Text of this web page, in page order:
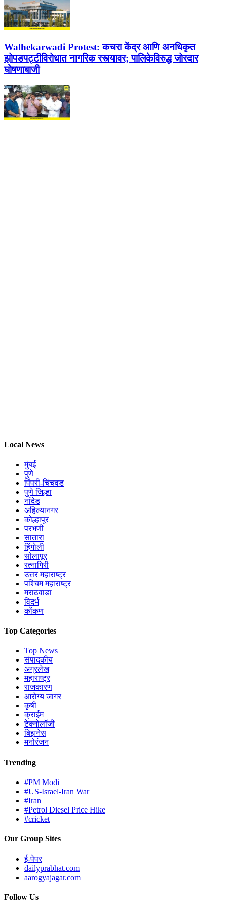
Walhekarwadi Protest: कचरा केंद्र आणि अनधिकृत
झोपडपट्टीविरोधात नागरिक रस्त्यावर; पालिकेविरुद्ध जोरदार
घोषणाबाजी
Local News
मुंबई
पुणे
पिंपरी-चिंचवड
पुणे जिल्हा
नांदेड
अहिल्यानगर
कोल्हापूर
परभणी
सातारा
हिंगोली
सोलापूर
रत्नागिरी
उत्तर महाराष्ट्र
पश्चिम महाराष्ट्र
मराठवाडा
विदर्भ
कोंकण
Top Categories
Top News
संपादकीय
अग्रलेख
महाराष्ट्र
राजकारण
आरोग्य जागर
कृषी
क्राईम
टेक्नोलॉजी
बिझनेस
मनोरंजन
Trending
#PM Modi
#US-Israel-Iran War
#Iran
#Petrol Diesel Price Hike
#cricket
Our Group Sites
ई-पेपर
dailyprabhat.com
aarogyajagar.com
Follow Us